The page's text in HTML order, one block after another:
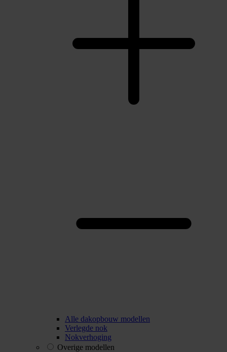
Alle dakopbouw modellen
Verlegde nok
Nokverhoging
Overige modellen